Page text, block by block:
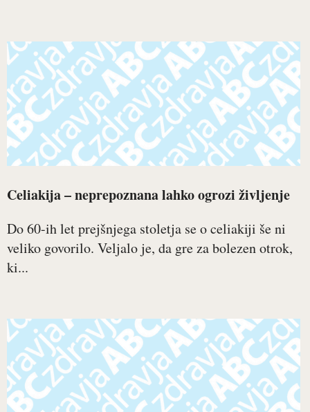
Celiakija – neprepoznana lahko ogrozi življenje
Do 60-ih let prejšnjega stoletja se o celiakiji še ni
veliko govorilo. Veljalo je, da gre za bolezen otrok,
ki...